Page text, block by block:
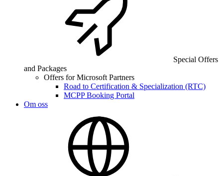
Special Offers
and Packages
Offers for Microsoft Partners
Road to Certification & Specialization (RTC)
MCPP Booking Portal
Om oss